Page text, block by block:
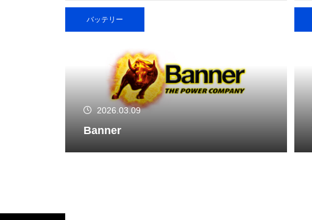
バッテリー
2026.03.09
Banner